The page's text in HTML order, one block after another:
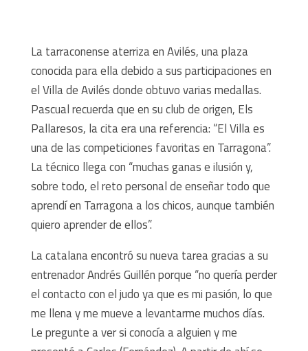
La tarraconense aterriza en Avilés, una plaza
conocida para ella debido a sus participaciones en
el Villa de Avilés donde obtuvo varias medallas.
Pascual recuerda que en su club de origen, Els
Pallaresos, la cita era una referencia: “El Villa es
una de las competiciones favoritas en Tarragona”.
La técnico llega con “muchas ganas e ilusión y,
sobre todo, el reto personal de enseñar todo que
aprendí en Tarragona a los chicos, aunque también
quiero aprender de ellos”.
La catalana encontró su nueva tarea gracias a su
entrenador Andrés Guillén porque “no quería perder
el contacto con el judo ya que es mi pasión, lo que
me llena y me mueve a levantarme muchos días.
Le pregunte a ver si conocía a alguien y me